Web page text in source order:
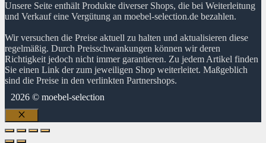
Unsere Seite enthält Produkte diverser Shops, die bei Weiterleitung
und Verkauf eine Vergütung an moebel-selection.de bezahlen.
Wir versuchen die Preise aktuell zu halten und aktualisieren diese
regelmäßig. Durch Preisschwankungen können wir deren
Richtigkeit jedoch nicht immer garantieren. Zu jedem Artikel finden
Sie einen Link der zum jeweiligen Shop weiterleitet. Maßgeblich
sind die Preise in den verlinkten Partnershops.
2026 © moebel-selection
Schließen